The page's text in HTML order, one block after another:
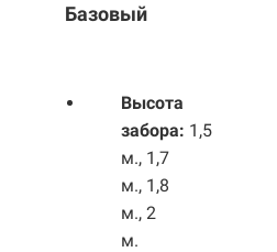
Базовый
Высота
забора: 1,5
м., 1,7
м., 1,8
м., 2
м.